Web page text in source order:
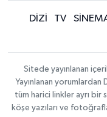
DİZİ TV
Sitede yayınlanan
Yayınlanan
tüm harici linkler ayrı bir
köşe yazıları ve